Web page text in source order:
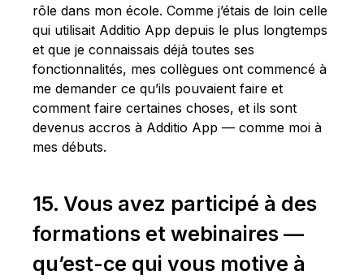
rôle dans mon école. Comme j’étais de loin celle
qui utilisait Additio App depuis le plus longtemps
et que je connaissais déjà toutes ses
fonctionnalités, mes collègues ont commencé à
me demander ce qu’ils pouvaient faire et
comment faire certaines choses, et ils sont
devenus accros à Additio App — comme moi à
mes débuts.
15. Vous avez participé à des
formations et webinaires —
qu’est-ce qui vous motive à